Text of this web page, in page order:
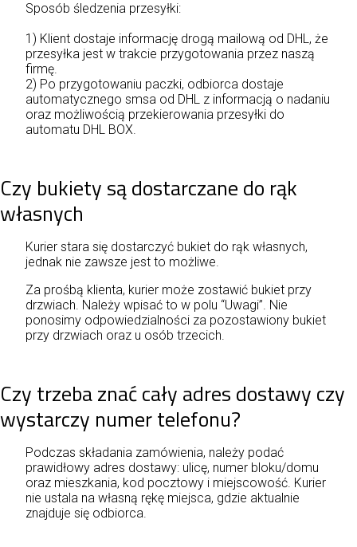
Sposób śledzenia przesyłki:
1) Klient dostaje informację drogą mailową od DHL, że
przesyłka jest w trakcie przygotowania przez naszą
firmę.
2) Po przygotowaniu paczki, odbiorca dostaje
automatycznego smsa od DHL z informacją o nadaniu
oraz możliwością przekierowania przesyłki do
automatu DHL BOX.
Czy bukiety są dostarczane do rąk
własnych
Kurier stara się dostarczyć bukiet do rąk własnych,
jednak nie zawsze jest to możliwe.
Za prośbą klienta, kurier może zostawić bukiet przy
drzwiach. Należy wpisać to w polu “Uwagi”. Nie
ponosimy odpowiedzialności za pozostawiony bukiet
przy drzwiach oraz u osób trzecich.
Czy trzeba znać cały adres dostawy czy
wystarczy numer telefonu?
Podczas składania zamówienia, należy podać
prawidłowy adres dostawy: ulicę, numer bloku/domu
oraz mieszkania, kod pocztowy i miejscowość. Kurier
nie ustala na własną rękę miejsca, gdzie aktualnie
znajduje się odbiorca.